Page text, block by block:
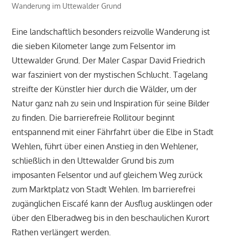
Wanderung im Uttewalder Grund
Eine landschaftlich besonders reizvolle Wanderung ist
die sieben Kilometer lange zum Felsentor im
Uttewalder Grund. Der Maler Caspar David Friedrich
war fasziniert von der mystischen Schlucht. Tagelang
streifte der Künstler hier durch die Wälder, um der
Natur ganz nah zu sein und Inspiration für seine Bilder
zu finden. Die barrierefreie Rollitour beginnt
entspannend mit einer Fährfahrt über die Elbe in Stadt
Wehlen, führt über einen Anstieg in den Wehlener,
schließlich in den Uttewalder Grund bis zum
imposanten Felsentor und auf gleichem Weg zurück
zum Marktplatz von Stadt Wehlen. Im barrierefrei
zugänglichen Eiscafé kann der Ausflug ausklingen oder
über den Elberadweg bis in den beschaulichen Kurort
Rathen verlängert werden.